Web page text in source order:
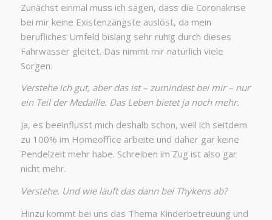
Zunächst einmal muss ich sagen, dass die Coronakrise
bei mir keine Existenzängste auslöst, da mein
berufliches Umfeld bislang sehr ruhig durch dieses
Fahrwasser gleitet. Das nimmt mir natürlich viele
Sorgen.
Verstehe ich gut, aber das ist – zumindest bei mir – nur
ein Teil der Medaille. Das Leben bietet ja noch mehr.
Ja, es beeinflusst mich deshalb schon, weil ich seitdem
zu 100% im Homeoffice arbeite und daher gar keine
Pendelzeit mehr habe. Schreiben im Zug ist also gar
nicht mehr.
Verstehe. Und wie läuft das dann bei Thykens ab?
Hinzu kommt bei uns das Thema Kinderbetreuung und